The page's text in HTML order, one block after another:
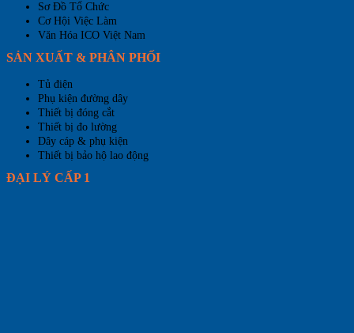
Sơ Đồ Tổ Chức
Cơ Hội Việc Làm
Văn Hóa ICO Việt Nam
SẢN XUẤT & PHÂN PHỐI
Tủ điện
Phụ kiện đường dây
Thiết bị đóng cắt
Thiết bị đo lường
Dây cáp & phụ kiện
Thiết bị bảo hộ lao động
ĐẠI LÝ CẤP 1